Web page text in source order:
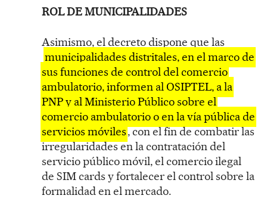
ROL DE MUNICIPALIDADES
Asimismo, el decreto dispone que las
municipalidades distritales, en el marco de
sus funciones de control del comercio
ambulatorio, informen al OSIPTEL, a la
PNP y al Ministerio Público sobre el
comercio ambulatorio o en la vía pública de
servicios móviles, con el fin de combatir las
irregularidades en la contratación del
servicio público móvil, el comercio ilegal
de SIM cards y fortalecer el control sobre la
formalidad en el mercado.